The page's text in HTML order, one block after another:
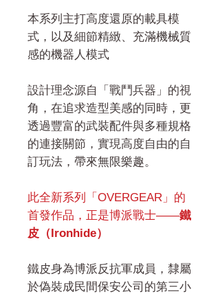
本系列主打高度還原的載具模
式，以及細節精緻、充滿機械質
感的機器人模式
設計理念源自「戰鬥兵器」的視
角，在追求造型美感的同時，更
透過豐富的武裝配件與多種規格
的連接關節，實現高度自由的自
訂玩法，帶來無限樂趣。
此全新系列「OVERGEAR」的
首發作品，正是博派戰士——鐵
皮（Ironhide）
鐵皮身為博派反抗軍成員，隸屬
於偽裝成民間保安公司的第三小